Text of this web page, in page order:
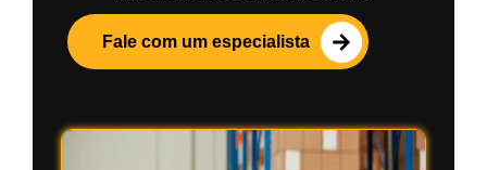
Fale com um especialista